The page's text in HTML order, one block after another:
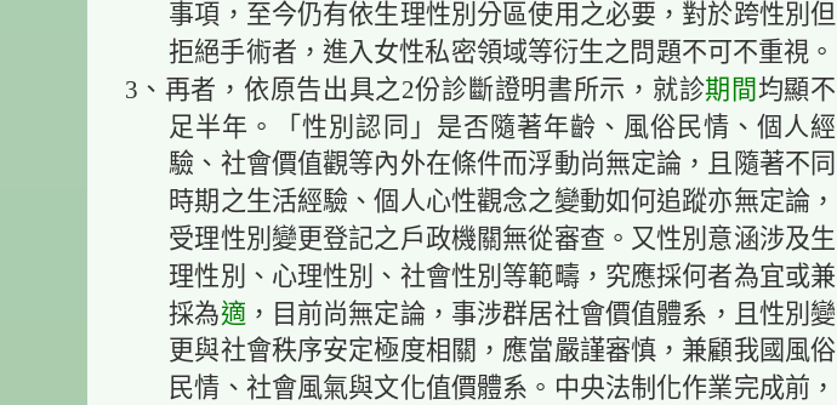
事項，至今仍有依生理性別分區使用之必要，對於跨性別但
拒絕手術者，進入女性私密領域等衍生之問題不可不重視。
3、再者，依原告出具之2份診斷證明書所示，就診期間均顯不
足半年。「性別認同」是否隨著年齡、風俗民情、個人經
驗、社會價值觀等內外在條件而浮動尚無定論，且隨著不同
時期之生活經驗、個人心性觀念之變動如何追蹤亦無定論，
受理性別變更登記之戶政機關無從審查。又性別意涵涉及生
理性別、心理性別、社會性別等範疇，究應採何者為宜或兼
採為適 ，目前尚無定論，事涉群居社會價值體系，且性別變
更與社會秩序安定極度相關，應當嚴謹審慎，兼顧我國風俗
民情、社會風氣與文化值價體系。中央法制化作業完成前，